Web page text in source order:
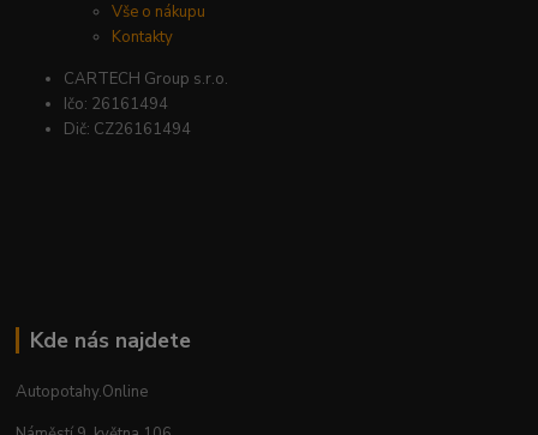
Vše o nákupu
Kontakty
CARTECH Group s.r.o.
Ičo: 26161494
Dič: CZ26161494
Kde nás najdete
Autopotahy.Online